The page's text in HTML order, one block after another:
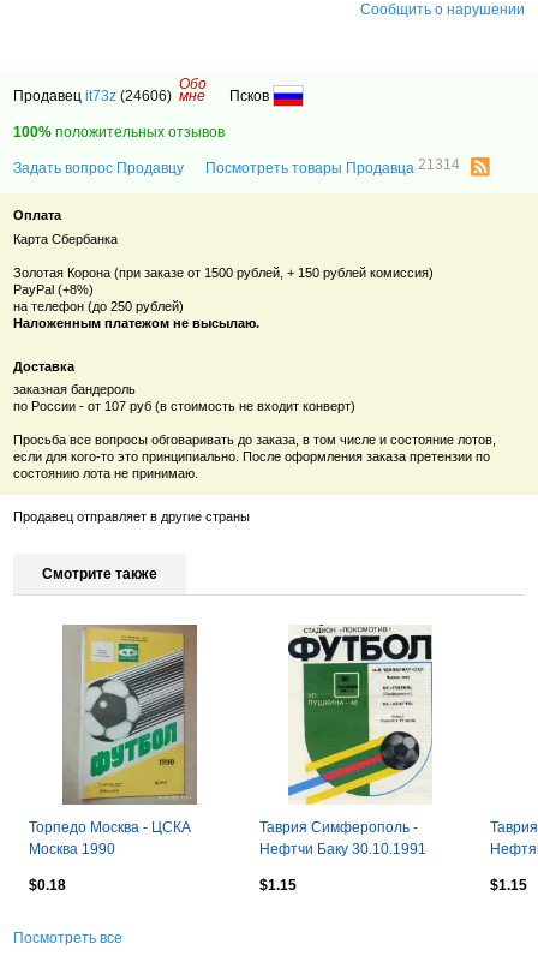
Сообщить о нарушении
Продавецit73z (24606)
Обо
мне Псков
100% положительных отзывов
Задать вопрос Продавцу Посмотреть товары Продавца21314
Оплата
Карта Сбербанка
Золотая Корона (при заказе от 1500 рублей, + 150 рублей комиссия)
PayPal (+8%)
на телефон (до 250 рублей)
Наложенным платежом не высылаю.
Доставка
заказная бандероль
по России - от 107 руб (в стоимость не входит конверт)
Просьба все вопросы обговаривать до заказа, в том числе и состояние лотов,
если для кого-то это принципиально. После оформления заказа претензии по
состоянию лота не принимаю.
Продавец отправляет в другие страны
Смотрите также
Торпедо Москва - ЦСКА
Москва 1990
$0.18
Таврия Симферополь -
Нефтчи Баку 30.10.1991
$1.15
$1.15
Посмотреть все